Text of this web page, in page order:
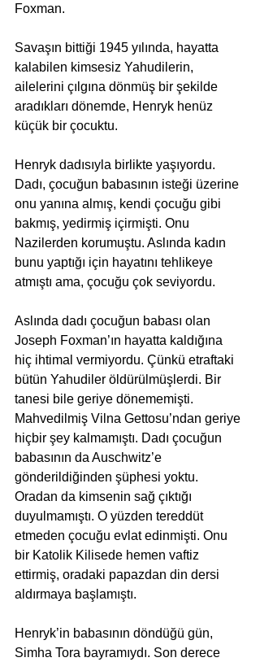
Foxman.
Savaşın bittiği 1945 yılında, hayatta
kalabilen kimsesiz Yahudilerin,
ailelerini çılgına dönmüş bir şekilde
aradıkları dönemde, Henryk henüz
küçük bir çocuktu.
Henryk dadısıyla birlikte yaşıyordu.
Dadı, çocuğun babasının isteği üzerine
onu yanına almış, kendi çocuğu gibi
bakmış, yedirmiş içirmişti. Onu
Nazilerden korumuştu. Aslında kadın
bunu yaptığı için hayatını tehlikeye
atmıştı ama, çocuğu çok seviyordu.
Aslında dadı çocuğun babası olan
Joseph Foxman’ın hayatta kaldığına
hiç ihtimal vermiyordu. Çünkü etraftaki
bütün Yahudiler öldürülmüşlerdi. Bir
tanesi bile geriye dönememişti.
Mahvedilmiş Vilna Gettosu’ndan geriye
hiçbir şey kalmamıştı. Dadı çocuğun
babasının da Auschwitz’e
gönderildiğinden şüphesi yoktu.
Oradan da kimsenin sağ çıktığı
duyulmamıştı. O yüzden tereddüt
etmeden çocuğu evlat edinmişti. Onu
bir Katolik Kilisede hemen vaftiz
ettirmiş, oradaki papazdan din dersi
aldırmaya başlamıştı.
Henryk’in babasının döndüğü gün,
Simha Tora bayramıydı. Son derece